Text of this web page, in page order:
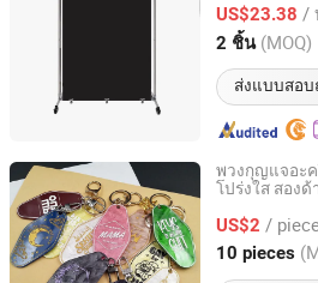
US$23.38 /
2 ชิ้น (MOQ)
ส่งแบบสอบ
Guangdong, China อัต
พวงกุญแจอะ
โปร่งใส สอง
US$2 /
10 pieces
Dongguan Yamei Plastic Industry
Guangdong, China อัต